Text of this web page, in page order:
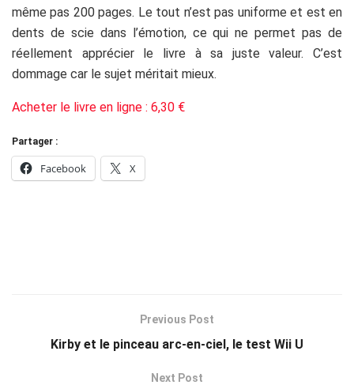
même pas 200 pages. Le tout n’est pas uniforme et est en
dents de scie dans l’émotion, ce qui ne permet pas de
réellement apprécier le livre à sa juste valeur. C’est
dommage car le sujet méritait mieux.
Acheter le livre en ligne : 6,30 €
Partager :
Facebook X
Previous Post
Kirby et le pinceau arc-en-ciel, le test Wii U
Next Post